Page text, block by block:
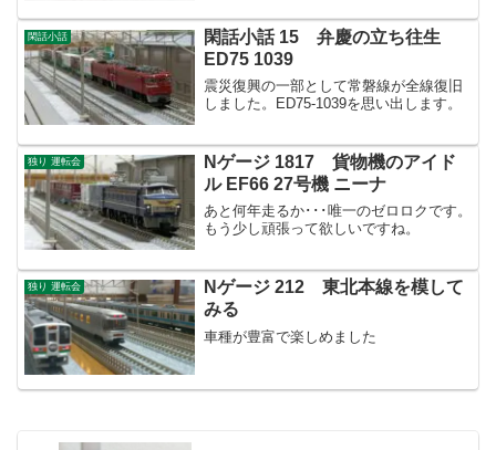
閑話小話
閑話小話 15 弁慶の立ち往生
ED75 1039
震災復興の一部として常磐線が全線復旧
しました。ED75-1039を思い出します。
独り 運転会
Nゲージ 1817 貨物機のアイド
ル EF66 27号機 ニーナ
あと何年走るか･･･唯一のゼロロクです。
もう少し頑張って欲しいですね。
独り 運転会
Nゲージ 212 東北本線を模して
みる
車種が豊富で楽しめました